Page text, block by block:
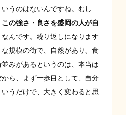
うのはないんですね。むし
この強さ・良さを盛岡の人が自
なんです。繰り返しになります
規模の街で、自然があり、食
みがあるというのは、本当は
ら、まず一歩目として、自分
うだけで、大きく変わると思